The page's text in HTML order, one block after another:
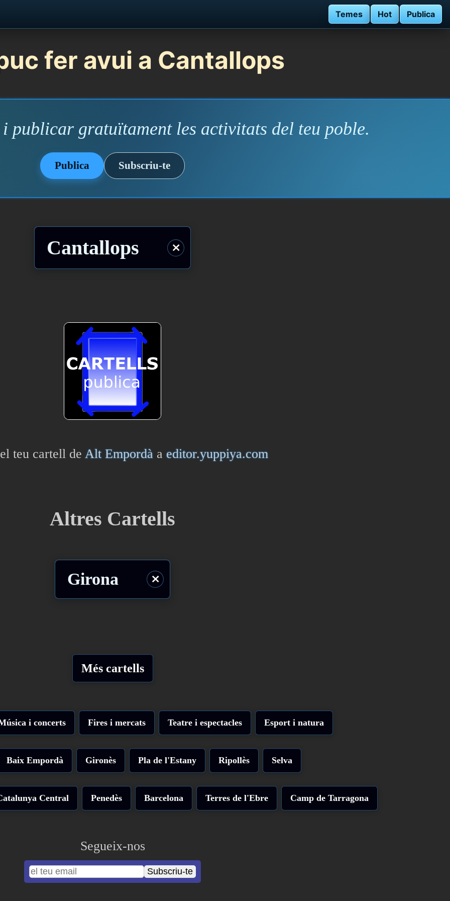
Temes Hot Publica
fer avui a Cantallops
publicar gratuïtament les activitats del teu poble.
Publica Subscriu-te
Cantallops ⨯
teu cartell de Alt Empordàaeditor.yuppiya.com
Altres Cartells
Girona ⨯
Més cartells
i concerts Fires i mercats Teatre i espectacles Esport i natura
Baix Empordà Gironès Pla de l'Estany Ripollès Selva
Central Penedès Barcelona Terres de l'Ebre Camp de Tarragona
Segueix-nos
Subscriu-te